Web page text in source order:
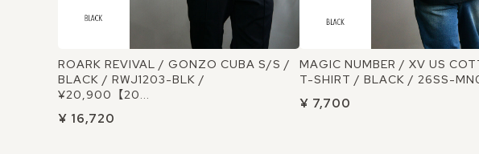
ROARK REVIVAL / GONZO CUBA S/S /
BLACK / RWJ1203-BLK /
¥20,900【20...
¥ 16,720
MAGIC NUMBER / XV US
T-SHIRT / BLACK / 26SS-
¥ 7,700